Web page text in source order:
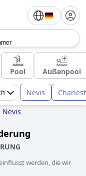
Pool Außenpool
Nevis
werden, die wir